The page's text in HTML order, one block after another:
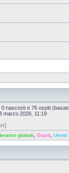
nascosti e 76 ospiti
marzo 2026, 11:19
globali Ospiti Utenti